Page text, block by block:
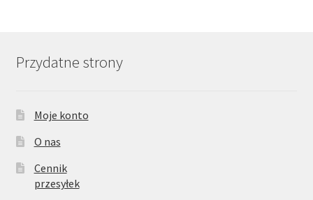
Przydatne strony
Moje konto
O nas
Cennik
przesyłek